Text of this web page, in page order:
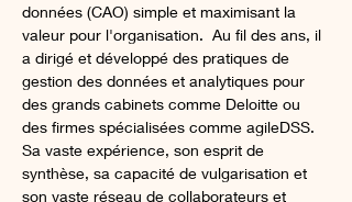
données (CAO) simple et maximisant la
valeur pour l'organisation.  Au fil des ans, il
a dirigé et développé des pratiques de
gestion des données et analytiques pour
des grands cabinets comme Deloitte ou
des firmes spécialisées comme agileDSS.
Sa vaste expérience, son esprit de
synthèse, sa capacité de vulgarisation et
son vaste réseau de collaborateurs et